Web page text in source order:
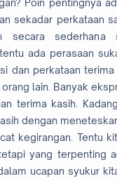
Poin pentingnya
sekadar perkataan
secara sederhana
ada perasaan
dan perkataan
lain. Banyak
terima kasih.
dengan
kegirangan. Tentu
yang terpenting
ucapan syukur